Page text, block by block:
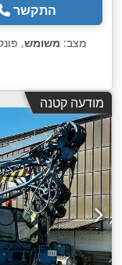
התקשר
מצב: משומש,
מודעה קטנה